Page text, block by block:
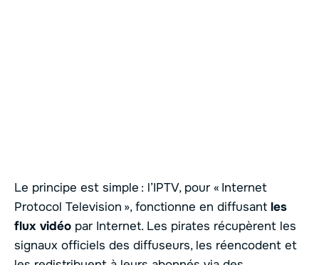
Le principe est simple : l’IPTV, pour « Internet
Protocol Television », fonctionne en diffusant les
flux vidéo par Internet. Les pirates récupèrent les
signaux officiels des diffuseurs, les réencodent et